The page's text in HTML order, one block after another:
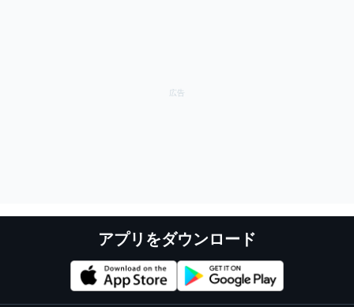
アプリをダウンロード